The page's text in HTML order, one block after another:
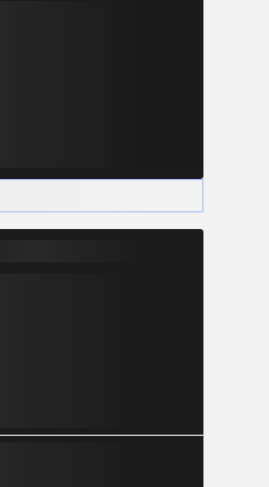
239 Md
3,85 Md